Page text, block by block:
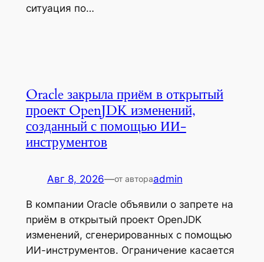
ситуация по…
Oracle закрыла приём в открытый
проект OpenJDK изменений,
созданный с помощью ИИ-
инструментов
Авг 8, 2026—от автораadmin
В компании Oracle объявили о запрете на
приём в открытый проект OpenJDK
изменений, сгенерированных с помощью
ИИ-инструментов. Ограничение касается